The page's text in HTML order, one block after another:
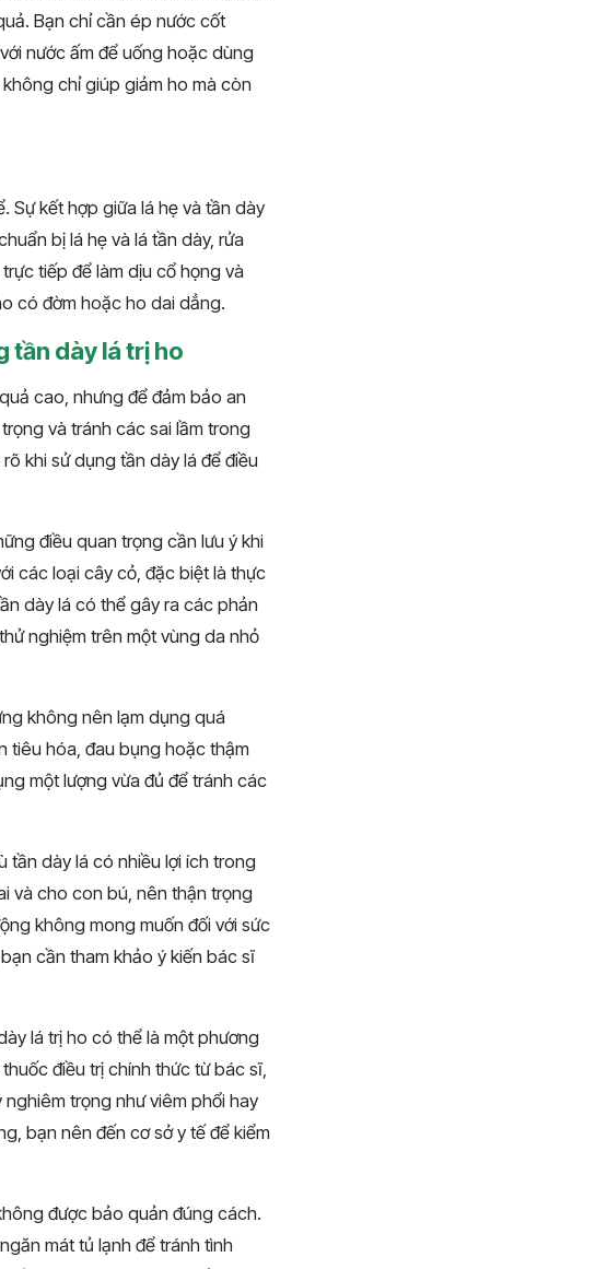
Bạn chỉ cần ép nước cốt
nước ấm để uống hoặc dùng
chỉ giúp giảm ho mà còn
Sự kết hợp giữa lá hẹ và tần dày
bị lá hẹ và lá tần dày, rửa
tiếp để làm dịu cổ họng và
có đờm hoặc ho dai dẳng.
tần dày lá trị ho
cao, nhưng để đảm bảo an
và tránh các sai lầm trong
khi sử dụng tần dày lá để điều
điều quan trọng cần lưu ý khi
các loại cây cỏ, đặc biệt là thực
dày lá có thể gây ra các phản
nghiệm trên một vùng da nhỏ
không nên lạm dụng quá
tiêu hóa, đau bụng hoặc thậm
một lượng vừa đủ để tránh các
tần dày lá có nhiều lợi ích trong
và cho con bú, nên thận trọng
không mong muốn đối với sức
cần tham khảo ý kiến bác sĩ
lá trị ho có thể là một phương
điều trị chính thức từ bác sĩ,
trọng như viêm phổi hay
bạn nên đến cơ sở y tế để kiểm
được bảo quản đúng cách.
mát tủ lạnh để tránh tình